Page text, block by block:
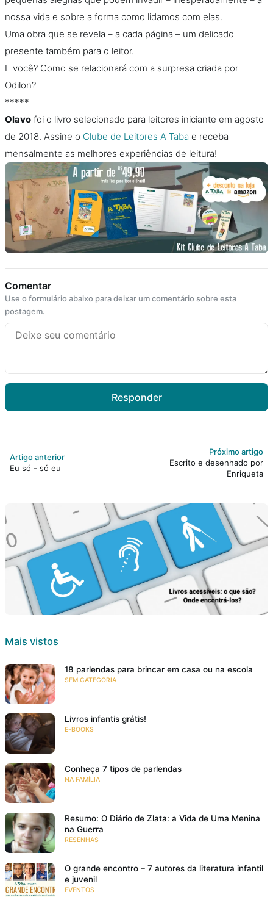
nossa vida e sobre a forma como lidamos com elas.
Uma obra que se revela – a cada página – um delicado
presente também para o leitor.
E você? Como se relacionará com a surpresa criada por
Odilon?
*****
Olavo foi o livro selecionado para leitores iniciante em agosto
de 2018. Assine o Clube de Leitores A Taba e receba
mensalmente as melhores experiências de leitura!
Comentar
Use o formulário abaixo para deixar um comentário sobre esta
postagem.
Responder
Artigo anterior
Eu só - só eu
Próximo artigo
Escrito e desenhado por
Enriqueta
Mais vistos
18 parlendas para brincar em casa ou na escola
SEM CATEGORIA
Livros infantis grátis!
E-BOOKS
Conheça 7 tipos de parlendas
NA FAMÍLIA
Resumo: O Diário de Zlata: a Vida de Uma Menina
na Guerra
RESENHAS
O grande encontro – 7 autores da literatura infantil
e juvenil
EVENTOS